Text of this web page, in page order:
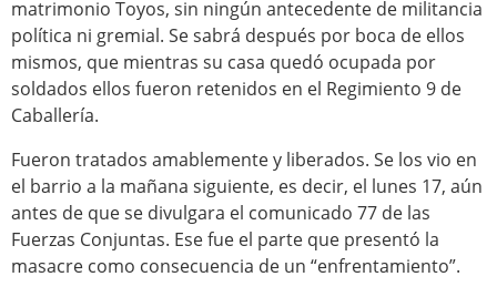
matrimonio Toyos, sin ningún antecedente de militancia
política ni gremial. Se sabrá después por boca de ellos
mismos, que mientras su casa quedó ocupada por
soldados ellos fueron retenidos en el Regimiento 9 de
Caballería.
Fueron tratados amablemente y liberados. Se los vio en
el barrio a la mañana siguiente, es decir, el lunes 17, aún
antes de que se divulgara el comunicado 77 de las
Fuerzas Conjuntas. Ese fue el parte que presentó la
masacre como consecuencia de un “enfrentamiento”.